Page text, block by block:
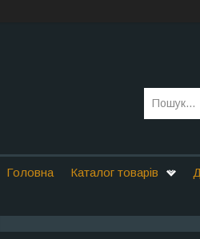
Головна Каталог товарів